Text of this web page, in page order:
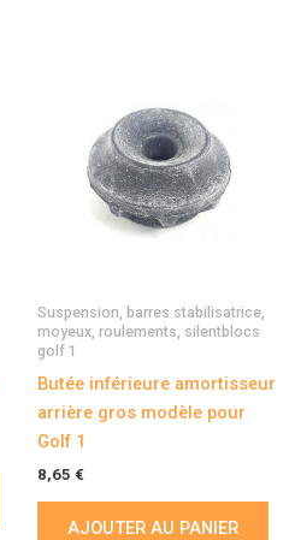
Suspension, barres stabilisatrice,
moyeux, roulements, silentblocs
golf 1
Butée inférieure amortisseur
arrière gros modèle pour
Golf 1
8,65 €
AJOUTER AU PANIER